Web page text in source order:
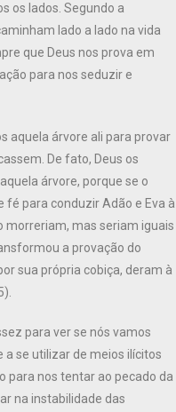
os lados. Segundo a
lado a lado na vida
que Deus nos prova em
para nos seduzir e
aquela árvore ali para provar
De fato, Deus os
árvore, porque se o
para conduzir Adão e Eva à
morreriam, mas seriam iguais
a provação do
sua própria cobiça, deram à
para ver se nós vamos
se utilizar de meios ilícitos
para nos tentar ao pecado da
na instabilidade das